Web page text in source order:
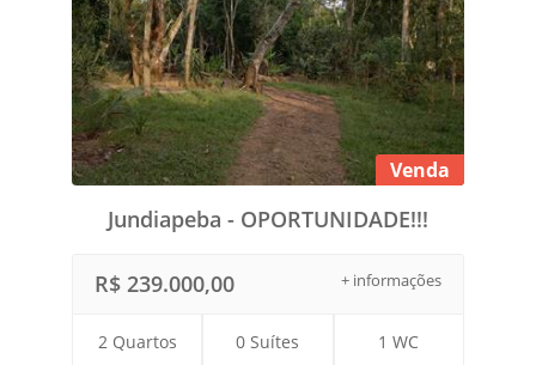
Venda
Jundiapeba - OPORTUNIDADE!!!
+ informações
R$ 239.000,00
2 Quartos 0 Suítes 1 WC